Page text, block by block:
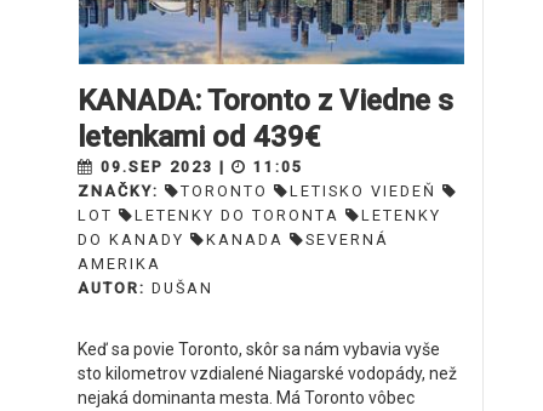
KANADA: Toronto z Viedne s
letenkami od 439€
09.SEP 2023 |
11:05
ZNAČKY:
TORONTO
LETISKO VIEDEŇ
LOT
LETENKY DO TORONTA
LETENKY
DO KANADY
KANADA
SEVERNÁ
AMERIKA
AUTOR: DUŠAN
Keď sa povie Toronto, skôr sa nám vybavia vyše
sto kilometrov vzdialené Niagarské vodopády, než
nejaká dominanta mesta. Má Toronto vôbec